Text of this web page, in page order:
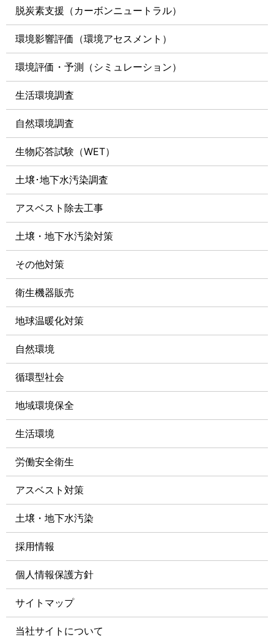
脱炭素支援（カーボンニュートラル）
環境影響評価（環境アセスメント）
環境評価・予測（シミュレーション）
⽣活環境調査
自然環境調査
生物応答試験（WET）
土壌･地下水汚染調査
アスベスト除去⼯事
⼟壌・地下⽔汚染対策
その他対策
衛生機器販売
地球温暖化対策
自然環境
循環型社会
地域環境保全
生活環境
労働安全衛⽣
アスベスト対策
⼟壌・地下⽔汚染
採用情報
個人情報保護方針
サイトマップ
当社サイトについて